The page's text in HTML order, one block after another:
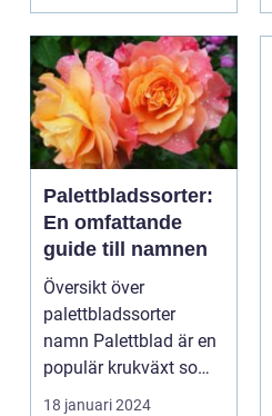
Palettbladssorter:
En omfattande
guide till namnen
Översikt över
palettbladssorter
namn Palettblad är en
populär krukväxt som
blivit allt mer eftertra...
18 januari 2024